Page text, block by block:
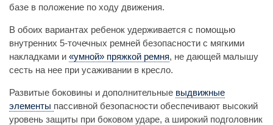
базе в положение по ходу движения.
В обоих вариантах ребенок удерживается с помощью
внутренних 5-точечных ремней безопасности с мягкими
накладками и «умной» пряжкой ремня, не дающей малышу
сесть на нее при усаживании в кресло.
Развитые боковины и дополнительные выдвижные
элементы пассивной безопасности обеспечивают высокий
уровень защиты при боковом ударе, а широкий подголовник